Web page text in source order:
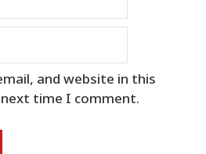
and website in this
time I comment.